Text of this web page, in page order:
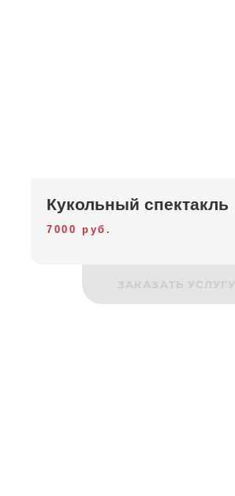
Кукольный спектакль
7000 руб.
ЗАКАЗАТЬ УСЛУГУ